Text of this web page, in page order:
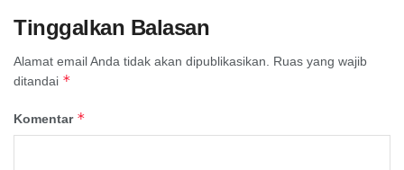
Tinggalkan Balasan
Alamat email Anda tidak akan dipublikasikan. Ruas yang wajib
ditandai *
Komentar *